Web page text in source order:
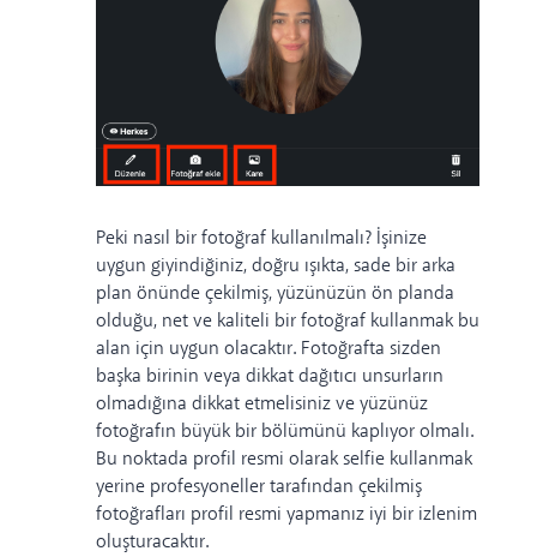
Peki nasıl bir fotoğraf kullanılmalı? İşinize
uygun giyindiğiniz, doğru ışıkta, sade bir arka
plan önünde çekilmiş, yüzünüzün ön planda
olduğu, net ve kaliteli bir fotoğraf kullanmak bu
alan için uygun olacaktır. Fotoğrafta sizden
başka birinin veya dikkat dağıtıcı unsurların
olmadığına dikkat etmelisiniz ve yüzünüz
fotoğrafın büyük bir bölümünü kaplıyor olmalı.
Bu noktada profil resmi olarak selfie kullanmak
yerine profesyoneller tarafından çekilmiş
fotoğrafları profil resmi yapmanız iyi bir izlenim
oluşturacaktır.